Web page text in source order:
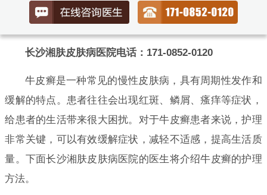
长沙湘肤皮肤病医院电话：171-0852-0120
牛皮癣是一种常见的慢性皮肤病，具有周期性发作和
缓解的特点。患者往往会出现红斑、鳞屑、瘙痒等症状，
给患者的生活带来很大困扰。对于牛皮癣患者来说，护理
非常关键，可以有效缓解症状，减轻不适感，提高生活质
量。下面长沙湘肤皮肤病医院的医生将介绍牛皮癣的护理
方法。